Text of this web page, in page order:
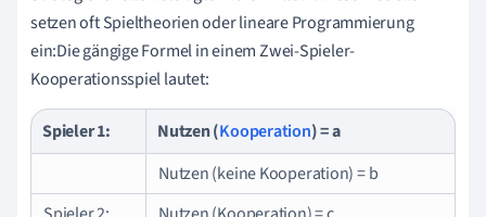
setzen oft Spieltheorien oder lineare Programmierung
ein:Die gängige Formel in einem Zwei-Spieler-
Kooperationsspiel lautet:
Spieler 1: Nutzen (Kooperation) = a
Nutzen (keine Kooperation) = b